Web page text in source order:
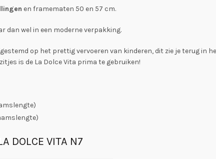
en framematen 50 en 57 cm.
dan wel in een moderne verpakking.
op het prettig vervoeren van kinderen, dit zie je terug in
is de La Dolce Vita prima te gebruiken!
DOLCE VITA N7